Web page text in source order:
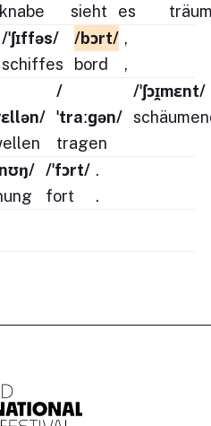
knabe
sieht
es
/ˈʃɪffəs/
schiffes
/bɔrt/
bord
,
,
/
ˈtraːɡən/
tragen
/ˈʃɔɪ̯mɛnt/
/ˈfɔrt/
fort
.
.